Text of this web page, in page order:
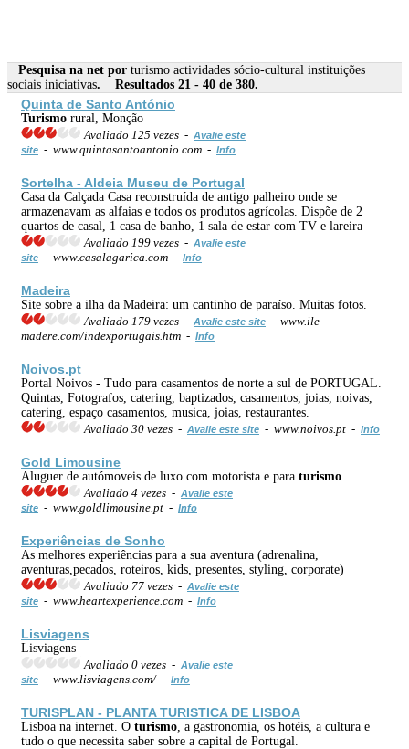
Pesquisa na net por turismo actividades sócio-cultural instituições
sociais iniciativas. Resultados 21 - 40 de 380.
Quinta de Santo António
Turismo rural, Monção
Avaliado 125 vezes - Avalie este
site - www.quintasantoantonio.com - Info
Sortelha - Aldeia Museu de Portugal
Casa da Calçada Casa reconstruída de antigo palheiro onde se
armazenavam as alfaias e todos os produtos agrícolas. Dispõe de 2
quartos de casal, 1 casa de banho, 1 sala de estar com TV e lareira
Avaliado 199 vezes - Avalie este
site - www.casalagarica.com - Info
Madeira
Site sobre a ilha da Madeira: um cantinho de paraíso. Muitas fotos.
Avaliado 179 vezes - Avalie este site - www.ile-
madere.com/indexportugais.htm - Info
Noivos.pt
Portal Noivos - Tudo para casamentos de norte a sul de PORTUGAL.
Quintas, Fotografos, catering, baptizados, casamentos, joias, noivas,
catering, espaço casamentos, musica, joias, restaurantes.
Avaliado 30 vezes - Avalie este site - www.noivos.pt - Info
Gold Limousine
Aluguer de autómoveis de luxo com motorista e para turismo
Avaliado 4 vezes - Avalie este
site - www.goldlimousine.pt - Info
Experiências de Sonho
As melhores experiências para a sua aventura (adrenalina,
aventuras,pecados, roteiros, kids, presentes, styling, corporate)
Avaliado 77 vezes - Avalie este
site - www.heartexperience.com - Info
Lisviagens
Lisviagens
Avaliado 0 vezes - Avalie este
site - www.lisviagens.com/ - Info
TURISPLAN - PLANTA TURISTICA DE LISBOA
Lisboa na internet. O turismo , a gastronomia, os hotéis, a cultura e
tudo o que necessita saber sobre a capital de Portugal.